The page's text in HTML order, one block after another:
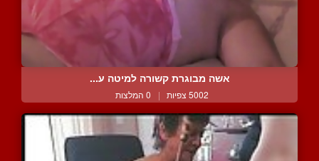
אשה מבוגרת קשורה למיטה ע...
5002 צפיות | 0 המלצות